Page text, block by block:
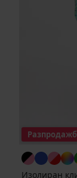
Изолиран